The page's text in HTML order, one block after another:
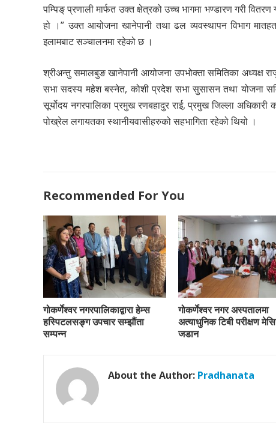
पम्पिङ् प्रणाली मार्फत उक्त क्षेत्रको उच्च भागमा भण्डारण गरी
हो ।” उक्त आयोजना खानेपानी तथा ढल व्यवस्थापन विभाग
इलामबाट सञ्चालनमा रहेको छ ।
श्रीअन्तु समालबुङ खानेपानी आयोजना उपभोक्ता समितिका अध्यक्ष
सभा सदस्य महेश बस्नेत, कोशी प्रदेश सभा सुसासन तथा योजना
सूर्योदय नगरपालिका प्रमुख रणबहादुर राई, प्रमुख जिल्ला
पोख्रेल लगायतका स्थानीयवासीहरुको सहभागिता रहेको थियो ।
Recommended For You
गोकर्णेश्वर नगरपालिकाद्वारा हेम्स
हस्पिटलसङ्ग उपचार सम्झौंता
सम्पन्न
गोकर्णेश्वर नगर अस्पतालमा
अत्याधुनिक टिबी परीक्षण
जडान
About the Author: Pradhanata